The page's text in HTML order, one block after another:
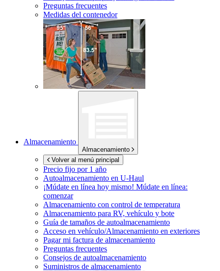
Preguntas frecuentes
Medidas del contenedor
Almacenamiento
Almacenamiento
Volver al menú principal
Precio fijo por 1 año
Autoalmacenamiento en U-Haul
¡Múdate en línea hoy mismo! Múdate en línea:
comenzar
Almacenamiento con control de temperatura
Almacenamiento para RV, vehículo y bote
Guía de tamaños de autoalmacenamiento
Acceso en vehículo/Almacenamiento en exteriores
Pagar mi factura de almacenamiento
Preguntas frecuentes
Consejos de autoalmacenamiento
Suministros de almacenamiento